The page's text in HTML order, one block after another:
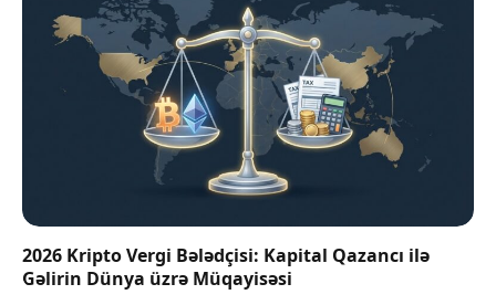
2026 Kripto Vergi Bələdçisi: Kapital Qazancı ilə
Gəlirin Dünya üzrə Müqayisəsi